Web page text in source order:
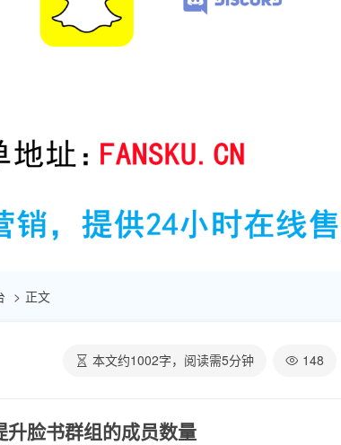
正文
本文约1002字，阅读需5分钟 148
脸书群组的成员数量